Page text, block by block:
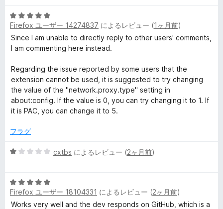
ビ
ュ
ー
価
5
段
階
中
の
評
価
Firefox ユーザー 14274837 によるレビュー (1ヶ月前)
Since I am unable to directly reply to other users' comments,
I am commenting here instead.
Regarding the issue reported by some users that the
extension cannot be used, it is suggested to try changing
the value of the "network.proxy.type" setting in
about:config. If the value is 0, you can try changing it to 1. If
it is PAC, you can change it to 5.
フラグ
5
中
1
の
cxtbs によるレビュー (2ヶ月前)
5
段
階
Firefox ユーザー 18104331 によるレビュー (2ヶ月前)
Works very well and the dev responds on GitHub, which is a